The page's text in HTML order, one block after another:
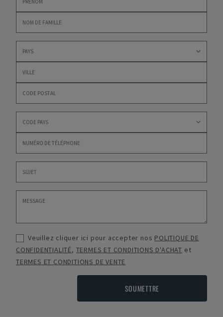
Veuillez cliquer ici pour accepter nos POLITIQUE DE
CONFIDENTIALITÉ, TERMES ET CONDITIONS D'ACHAT et
TERMES ET CONDITIONS DE VENTE
SOUMETTRE